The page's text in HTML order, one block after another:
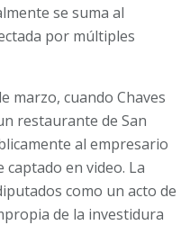
se suma al
por múltiples
marzo, cuando Chaves
restaurante de San
al empresario
en video. La
como un acto de
de la investidura